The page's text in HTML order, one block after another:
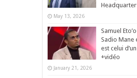
May 13, 2026
Samuel
Sadio Mane
est celui
+vidéo
January 21, 2026